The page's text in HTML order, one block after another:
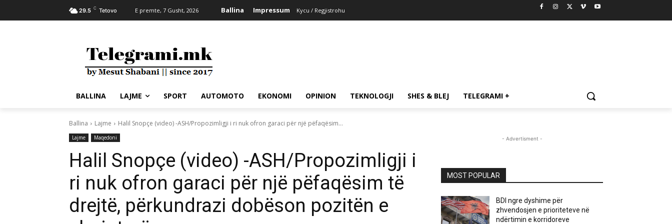
29.5 C Tetovo E premte, 7 Gusht, 2026 Ballina Impressum Kycu / Regjistrohu
BALLINA LAJME SPORT AUTOMOTO EKONOMI OPINION TEKNOLOGJI SHES & BLEJ TELEGRAMI +
Ballina Lajme Halil Snopçe (video) -ASH/Propozimligji i ri nuk ofron garaci për një pëfaqësim...
Lajme Maqedoni
Halil Snopçe (video) -ASH/Propozimligji i
ri nuk ofron garaci për një pëfaqësim të
drejtë, përkundrazi dobëson pozitën e
- Advertisment -
MOST POPULAR
BDI ngre dyshime për
zhvendosjen e prioriteteve në
ndërtimin e korridoreve